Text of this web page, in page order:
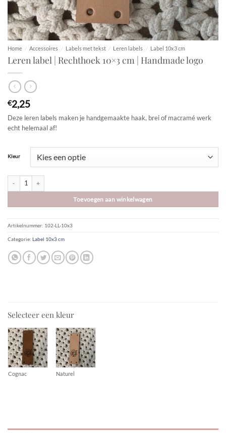
Home / Accessoires / Labels met tekst / Leren labels / Label 10x3 cm
Leren label | Rechthoek 10×3 cm | Handmade logo
€2,25
Deze leren labels maken je handgemaakte haak, brei of macramé werk
echt helemaal af!
Kleur
Leren label | Rechthoek 10x3 cm | Handmade logo aantal
Toevoegen aan winkelwagen
Artikelnummer: 102-LL-10x3
Categorie: Label 10x3 cm
Selecteer een kleur
Cognac Naturel